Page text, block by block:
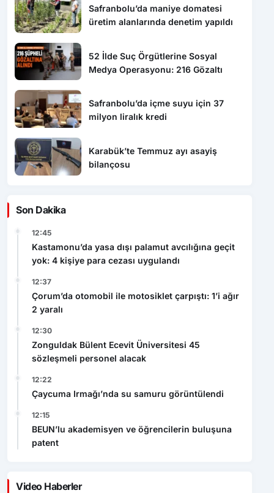
Safranbolu’da maniye domatesi
üretim alanlarında denetim yapıldı
52 İlde Suç Örgütlerine Sosyal
Medya Operasyonu: 216 Gözaltı
Safranbolu’da içme suyu için 37
milyon liralık kredi
Karabük’te Temmuz ayı asayiş
bilançosu
Son Dakika
12:45
Kastamonu’da yasa dışı palamut avcılığına geçit
yok: 4 kişiye para cezası uygulandı
12:37
Çorum’da otomobil ile motosiklet çarpıştı: 1’i ağır
2 yaralı
12:30
Zonguldak Bülent Ecevit Üniversitesi 45
sözleşmeli personel alacak
12:22
Çaycuma Irmağı’nda su samuru görüntülendi
12:15
BEUN’lu akademisyen ve öğrencilerin buluşuna
patent
Video Haberler